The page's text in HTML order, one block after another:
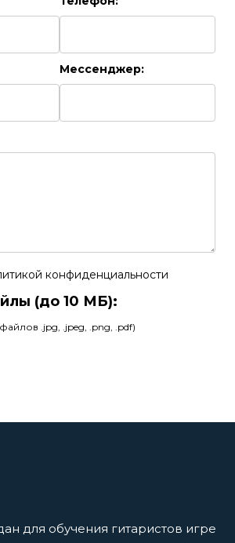
Мессенджер:
конфиденциальности
(до 10 МБ):
.jpg, .jpeg, .png, .pdf)
для обучения гитаристов игре